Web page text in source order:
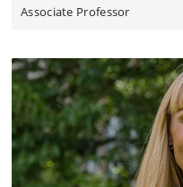
Associate Professor